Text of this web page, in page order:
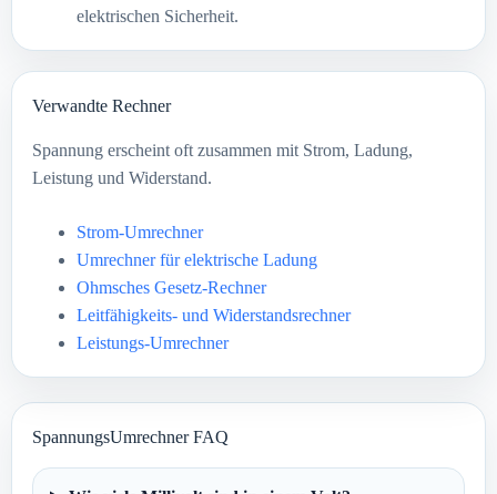
elektrischen Sicherheit.
Verwandte Rechner
Spannung erscheint oft zusammen mit Strom, Ladung,
Leistung und Widerstand.
Strom-Umrechner
Umrechner für elektrische Ladung
Ohmsches Gesetz-Rechner
Leitfähigkeits- und Widerstandsrechner
Leistungs-Umrechner
SpannungsUmrechner FAQ